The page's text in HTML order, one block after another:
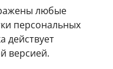
любые
персональных
действует
версией.